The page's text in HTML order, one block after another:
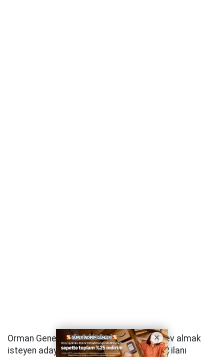
Orman Genel Müdürlüğü bünyesinde görev almak
isteyen adayları ilgilendiren yeni bir İŞKUR ilanı